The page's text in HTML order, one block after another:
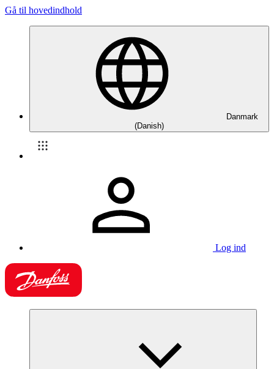
Gå til hovedindhold
Danmark
(Danish)
Log ind